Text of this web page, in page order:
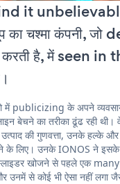
it
चश्मा कंपनी, जो
करती है, में seen in
में publicizing के अपने
बेचने का तरीका ढूंढ रही
की गुणवत्ता, उनके हल्के और
लिए। उनके IONOS ने इसके
स्लाइडर खोजने से पहले एक
से कोई भी ऐसा नहीं लगा